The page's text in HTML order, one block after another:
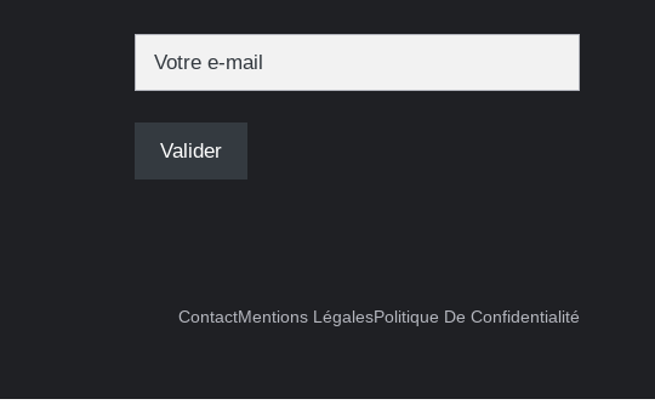
ContactMentions LégalesPolitique De Confidentialité